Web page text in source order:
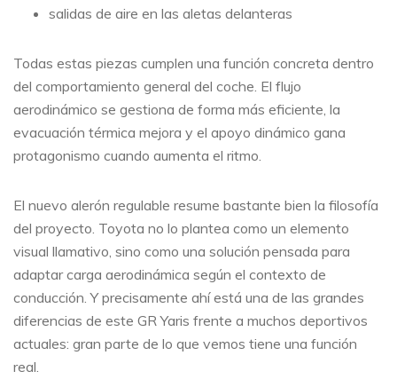
salidas de aire en las aletas delanteras
Todas estas piezas cumplen una función concreta dentro
del comportamiento general del coche. El flujo
aerodinámico se gestiona de forma más eficiente, la
evacuación térmica mejora y el apoyo dinámico gana
protagonismo cuando aumenta el ritmo.
El nuevo alerón regulable resume bastante bien la filosofía
del proyecto. Toyota no lo plantea como un elemento
visual llamativo, sino como una solución pensada para
adaptar carga aerodinámica según el contexto de
conducción. Y precisamente ahí está una de las grandes
diferencias de este GR Yaris frente a muchos deportivos
actuales: gran parte de lo que vemos tiene una función
real.